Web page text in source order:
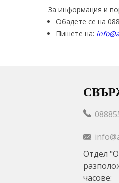
За информация и
Обадете се на
Пишете на:
Отдел
часове: